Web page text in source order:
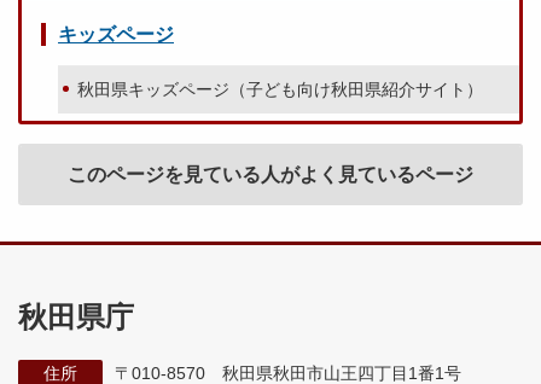
キッズページ
秋田県キッズページ（子ども向け秋田県紹介サイト）
このページを見ている人がよく見ているページ
秋田県庁
住所
〒010-8570 秋田県秋田市山王四丁目1番1号